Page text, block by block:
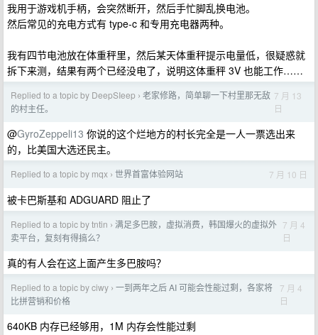
我用于游戏机手柄，会突然断开，然后手忙脚乱换电池。
然后常见的充电方式有 type-c 和专用充电器两种。
我有四节电池放在体重秤里，然后某天体重秤提示电量低，很疑惑就
拆下来测，结果有两个已经没电了，说明这体重秤 3V 也能工作……
Replied to a topic by DeepSIeep › 老家修路，简单聊一下村里那无敌
的村主任。
7 月 13
日
@GyroZeppeli13 你说的这个烂地方的村长完全是一人一票选出来
的，比美国大选还民主。
Replied to a topic by mqx › 世界首富体验网站 7 月 10 日
被卡巴斯基和 ADGUARD 阻止了
Replied to a topic by tntin › 满足多巴胺，虚拟消费，韩国爆火的虚拟外
卖平台，复刻有得搞么？
7 月 4
日
真的有人会在这上面产生多巴胺吗？
Replied to a topic by ciwy › 一到两年之后 AI 可能会性能过剩，各家将
比拼营销和价格
7 月 4
日
640KB 内存已经够用，1M 内存会性能过剩